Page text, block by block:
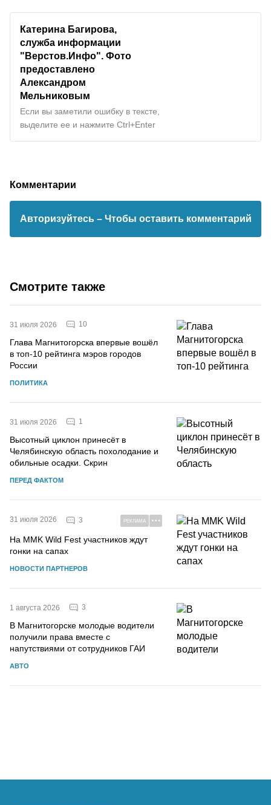
Катерина Багирова,
служба информации
"Верстов.Инфо". Фото
предоставлено
Александром
Мельниковым
Если вы заметили ошибку в тексте,
выделите ее и нажмите Ctrl+Enter
Комментарии
Авторизуйтесь – Чтобы оставить комментарий
Смотрите также
31 июля 2026 10
Глава Магнитогорска впервые вошёл
в топ-10 рейтинга мэров городов
России
ПОЛИТИКА
31 июля 2026 1
Высотный циклон принесёт в
Челябинскую область похолодание и
обильные осадки. Скрин
ПЕРЕД ФАКТОМ
31 июля 2026 3 РЕКЛАМА
На MMK Wild Fest участников ждут
гонки на сапах
НОВОСТИ ПАРТНЕРОВ
1 августа 2026 3
В Магнитогорске молодые водители
получили права вместе с
напутствиями от сотрудников ГАИ
АВТО